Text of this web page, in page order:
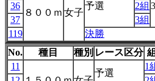
８００ｍ 女子
予選
36
2組
37
3組
119
決勝
No.
種目 種別 レース区分 組
11
予選
1